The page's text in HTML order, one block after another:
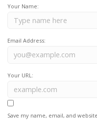
Your Name:
Email Address:
Your URL:
Save my name, email, and